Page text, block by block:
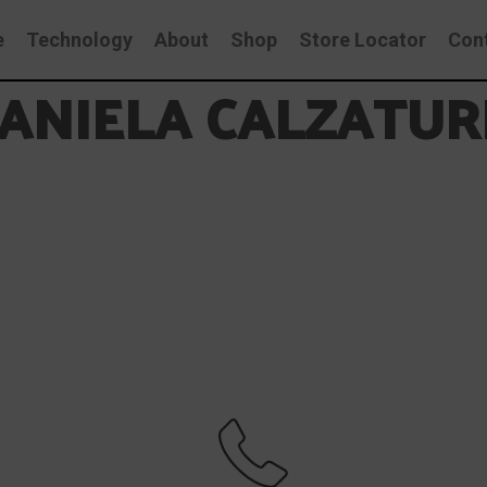
Technology About Shop Store Locator